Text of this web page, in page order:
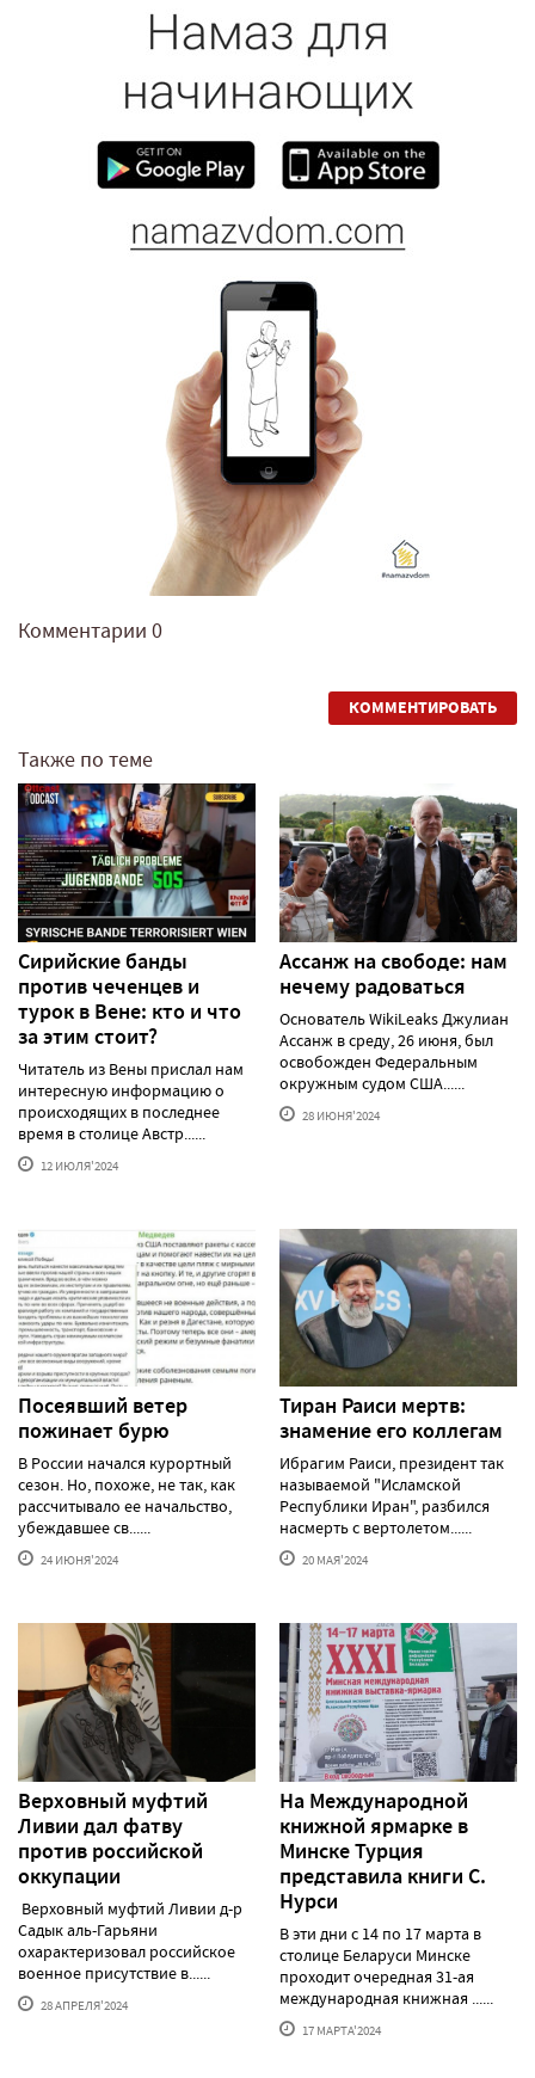
Комментарии 0
КОММЕНТИРОВАТЬ
Также по теме
Сирийские банды
против чеченцев и
турок в Вене: кто и что
за этим стоит?
Читатель из Вены прислал нам
интересную информацию о
происходящих в последнее
время в столице Австр......
12 ИЮЛЯ'2024
Ассанж на свободе: нам
нечему радоваться
Основатель WikiLeaks Джулиан
Ассанж в среду, 26 июня, был
освобожден Федеральным
окружным судом США......
28 ИЮНЯ'2024
Посеявший ветер
пожинает бурю
В России начался курортный
сезон. Но, похоже, не так, как
рассчитывало ее начальство,
убеждавшее св......
24 ИЮНЯ'2024
Тиран Раиси мертв:
знамение его коллегам
Ибрагим Раиси, президент так
называемой "Исламской
Республики Иран", разбился
насмерть с вертолетом......
20 МАЯ'2024
Верховный муфтий
Ливии дал фатву
против российской
оккупации
Верховный муфтий Ливии д-р
Садык аль-Гарьяни
охарактеризовал российское
военное присутствие в......
28 АПРЕЛЯ'2024
На Международной
книжной ярмарке в
Минске Турция
представила книги С.
Нурси
В эти дни с 14 по 17 марта в
столице Беларуси Минске
проходит очередная 31-ая
международная книжная ......
17 МАРТА'2024